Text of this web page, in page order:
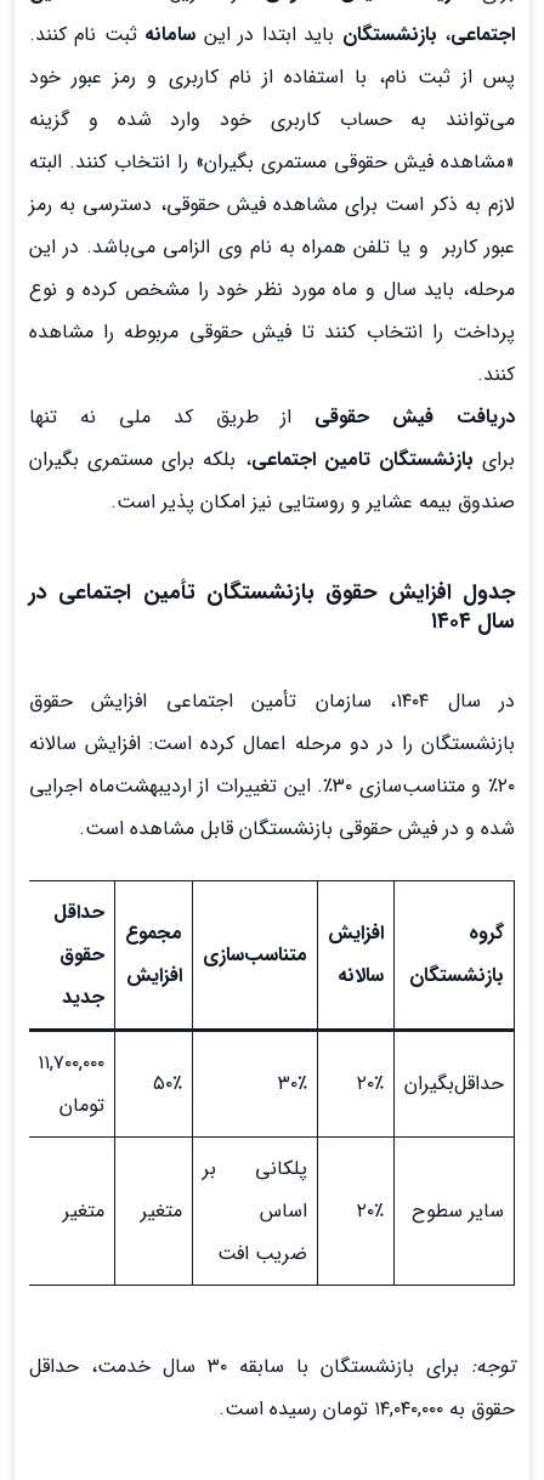
اجتماعی، بازنشستگان باید ابتدا در این سامانهثبت نام کنند.
پس از ثبت نام، با استفاده از نام کاربری و رمز عبور خود
می‌توانند به حساب کاربری خود وارد شده و گزینه
«مشاهده فیش حقوقی مستمری بگیران» را انتخاب کنند. البته
لازم به ذکر است برای مشاهده فیش حقوقی، دسترسی به رمز
عبور کاربر و یا تلفن همراه به نام وی الزامی می‌باشد. در این
مرحله، باید سال و ماه مورد نظر خود را مشخص کرده و نوع
پرداخت را انتخاب کنند تا فیش حقوقی مربوطه را مشاهده
کنند.
دریافت فیش حقوقی از طریق کد ملی نه تنها
برای بازنشستگان تامین اجتماعی، بلکه برای مستمری بگیران
صندوق بیمه عشایر و روستایی نیز امکان پذیر است.
جدول افزایش حقوق بازنشستگان تأمین اجتماعی در
سال ۱۴۰۴
در سال ۱۴۰۴، سازمان تأمین اجتماعی افزایش حقوق
بازنشستگان را در دو مرحله اعمال کرده است: افزایش سالانه
۲۰٪ و متناسب‌سازی ۳۰٪. این تغییرات از اردیبهشت‌ماه اجرایی
شده و در فیش حقوقی بازنشستگان قابل مشاهده است.
گروه
بازنشستگان
افزایش
سالانه
متناسب‌سازی
مجموع
افزایش
حداقل
حقوق
جدید
حداقل‌بگیران ۲۰٪ ۳۰٪ ۵۰٪
۱۱,۷۰۰,۰۰۰
تومان
سایر سطوح ۲۰٪
پلکانی بر
اساس
ضریب افت
متغیر متغیر
توجه:
برای بازنشستگان با سابقه ۳۰ سال خدمت، حداقل
حقوق به ۱۴,۰۴۰,۰۰۰ تومان رسیده است.